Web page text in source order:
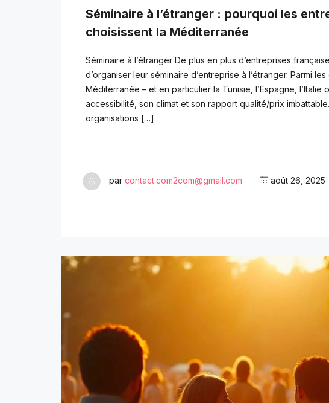
Séminaire à l’étranger : pourquoi les
choisissent la Méditerranée
Séminaire à l’étranger De plus en plus d’entreprises
d’organiser leur séminaire d’entreprise à l’étranger. Parmi
Méditerranée – et en particulier la Tunisie, l’Espagne, l’Italie
accessibilité, son climat et son rapport qualité/prix
organisations […]
par contact.com2com@gmail.com août 26, 2025